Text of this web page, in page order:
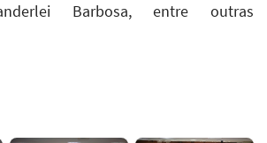
Barbosa, entre outras